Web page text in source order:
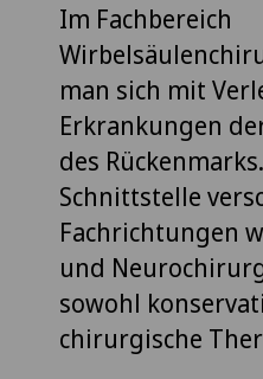
Im Fachbereich
man sich mit
Erkrankungen
des
Schnittstelle
Fachrichtungen
und
sowohl
chirurgische